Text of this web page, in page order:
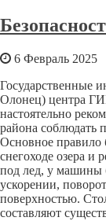
6 Февраль 2025
Государственные
Олонец) центра
настоятельно
района соблюдать
Основное правило
снегоходе озера и
под лед, у машины
ускорении,
поверхностью.
составляют